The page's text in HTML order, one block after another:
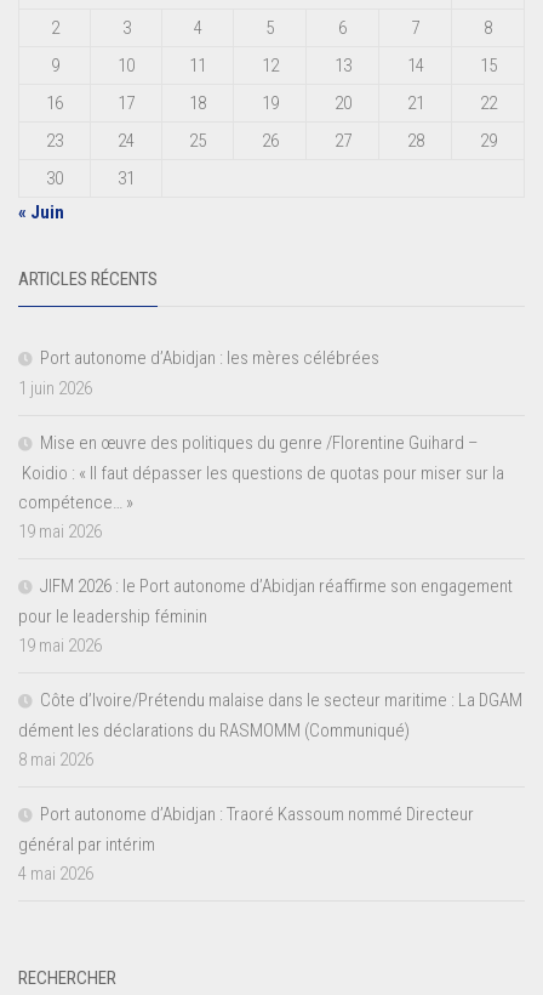
2
3 4 5 6 7
8
9
10 11 12 13 14
15
16
17 18 19 20 21
22
23
24 25 26 27 28
29
30
31
« Juin
ARTICLES RÉCENTS
Port autonome d’Abidjan : les mères célébrées
1 juin 2026
Mise en œuvre des politiques du genre /Florentine Guihard –
Koidio : « Il faut dépasser les questions de quotas pour miser sur la
compétence… »
19 mai 2026
JIFM 2026 : le Port autonome d’Abidjan réaffirme son engagement
pour le leadership féminin
19 mai 2026
Côte d’Ivoire/Prétendu malaise dans le secteur maritime : La DGAM
dément les déclarations du RASMOMM (Communiqué)
8 mai 2026
Port autonome d’Abidjan : Traoré Kassoum nommé Directeur
général par intérim
4 mai 2026
RECHERCHER